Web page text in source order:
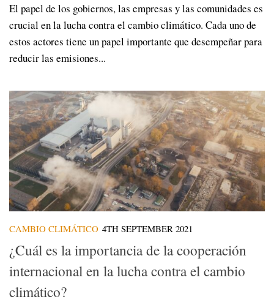
El papel de los gobiernos, las empresas y las comunidades es
crucial en la lucha contra el cambio climático. Cada uno de
estos actores tiene un papel importante que desempeñar para
reducir las emisiones...
CAMBIO CLIMÁTICO 4TH SEPTEMBER 2021
¿Cuál es la importancia de la cooperación
internacional en la lucha contra el cambio
climático?